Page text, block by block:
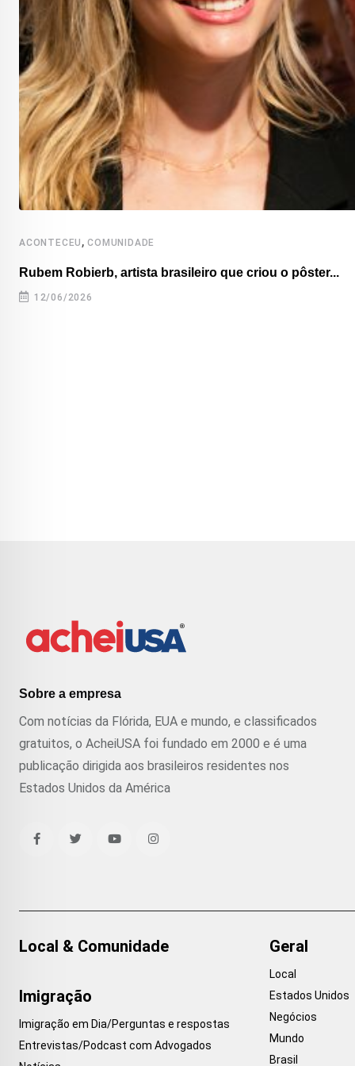
ACONTECEU ,COMUNIDADE
Rubem Robierb, artista brasileiro que criou o pôster...
12/06/2026
Sobre a empresa
Com notícias da Flórida, EUA e mundo, e classificados
gratuitos, o AcheiUSA foi fundado em 2000 e é uma
publicação dirigida aos brasileiros residentes nos
Estados Unidos da América
Local & Comunidade
Imigração
Imigração em Dia/Perguntas e respostas
Entrevistas/Podcast com Advogados
Geral
Local
Estados Unidos
Negócios
Mundo
Brasil